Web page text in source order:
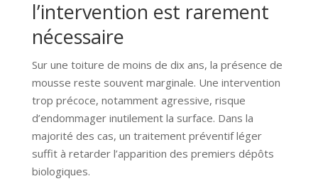
l’intervention est rarement
nécessaire
Sur une toiture de moins de dix ans, la présence de
mousse reste souvent marginale. Une intervention
trop précoce, notamment agressive, risque
d’endommager inutilement la surface. Dans la
majorité des cas, un traitement préventif léger
suffit à retarder l’apparition des premiers dépôts
biologiques.